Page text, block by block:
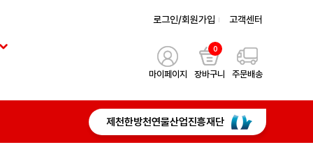
로그인/회원가입 고객센터
마이페이지
0
장바구니 주문배송
제천한방천연물산업진흥재단